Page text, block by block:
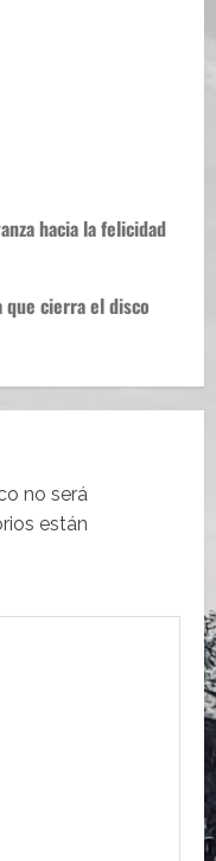
hacia la felicidad
que cierra el disco
no será
están